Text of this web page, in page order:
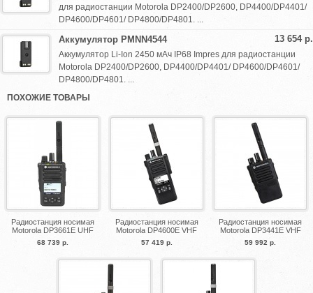
для радиостанции Motorola DP2400/DP2600, DP4400/DP4401/
DP4600/DP4601/ DP4800/DP4801. ...
13 654 р.
Аккумулятор PMNN4544
Аккумулятор Li-Ion 2450 мАч IP68 Impres для радиостанции
Motorola DP2400/DP2600, DP4400/DP4401/ DP4600/DP4601/
DP4800/DP4801. ...
ПОХОЖИЕ ТОВАРЫ
Радиостанция носимая
Motorola DP3661E UHF
68 739 р.
Радиостанция носимая
Motorola DP4600E VHF
57 419 р.
Радиостанция носимая
Motorola DP3441E VHF
59 992 р.